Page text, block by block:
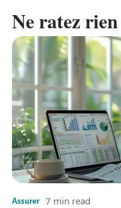
Ne ratez
Assurer 7 min read